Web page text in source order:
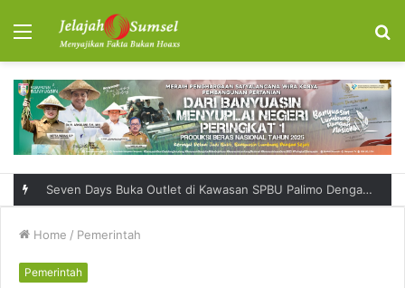
Menu
Seven Days Buka Outlet di Kawasan SPBU Palimo Dengan Konsep One Stop Hangout Destination
Home / Pemerintah
Pemerintah